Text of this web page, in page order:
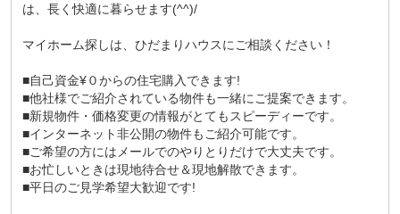
は、長く快適に暮らせます(^^)/
マイホーム探しは、ひだまりハウスにご相談ください！
■自己資金¥０からの住宅購入できます!
■他社様でご紹介されている物件も一緒にご提案できます。
■新規物件・価格変更の情報がとてもスピーディーです。
■インターネット非公開の物件もご紹介可能です。
■ご希望の方にはメールでのやりとりだけで大丈夫です。
■お忙しいときは現地待合せ＆現地解散できます。
■平日のご見学希望大歓迎です!